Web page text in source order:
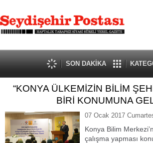
SON DAKİKA
“KONYA ÜLKEMİZİN BİLİM
BİRİ KONUMUNA
07 Ocak 2017
Konya Bilim
çalışma yapması